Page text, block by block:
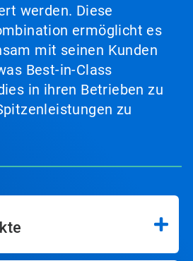
werden. Diese
ermöglicht es
mit seinen Kunden
Best-in-Class
in ihren Betrieben zu
zu